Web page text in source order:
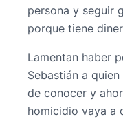
persona y seguir
porque tiene
Lamentan haber
Sebastián a
de conocer y
homicidio vaya a